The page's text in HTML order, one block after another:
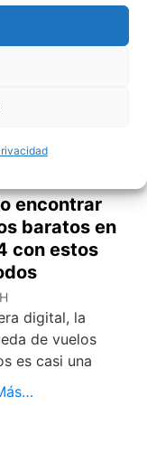
encontrar
baratos en
con estos
digital, la
de vuelos
es casi una